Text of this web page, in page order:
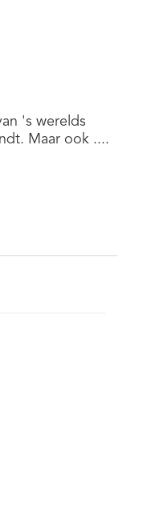
's werelds
Maar ook ....